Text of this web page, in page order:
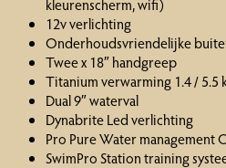
kleurenscherm, wifi)
12v verlichting
Onderhoudsvriendelijke
Twee x 18″ handgreep
Titanium verwarming 1.4 / 5.5
Dual 9″ waterval
Dynabrite Led verlichting
Pro Pure Water management
SwimPro Station training